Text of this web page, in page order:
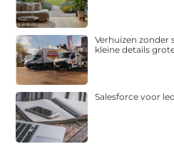
Verhuizen zonder
kleine details
Salesforce voor